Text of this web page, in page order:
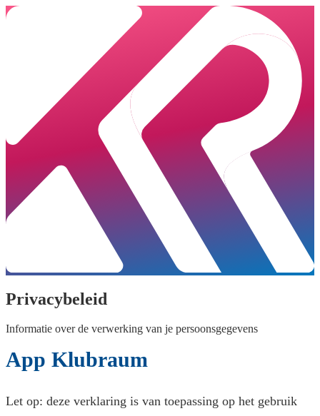
Privacybeleid
Informatie over de verwerking van je persoonsgegevens
App Klubraum
Let op: deze verklaring is van toepassing op het gebruik